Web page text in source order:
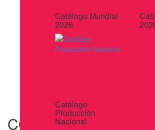
Catálogo Mundial
2026
Catálogo
Producción
Nacional
COJIN INFLABLE